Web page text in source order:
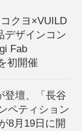
クヨ×VUILD
デザインコン
Fab
初開催
登壇、「長谷
ペティション
8月19日に開